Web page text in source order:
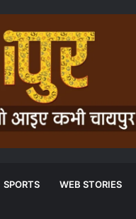
SPORTS WEB STORIES